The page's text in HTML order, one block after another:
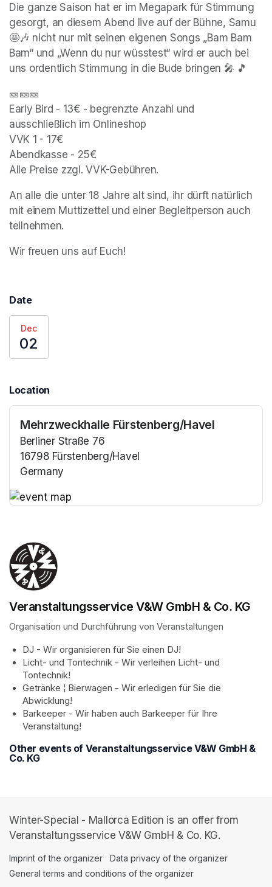
Die ganze Saison hat er im Megapark für Stimmung
gesorgt, an diesem Abend live auf der Bühne, Samu
🤩🎶 nicht nur mit seinen eigenen Songs „Bam Bam
Bam“ und „Wenn du nur wüsstest“ wird er auch bei
uns ordentlich Stimmung in die Bude bringen 🎤 🎵
🎫🎫🎫
Early Bird - 13€ - begrenzte Anzahl und
ausschließlich im Onlineshop
VVK 1 - 17€
Abendkasse - 25€
Alle Preise zzgl. VVK-Gebühren.
An alle die unter 18 Jahre alt sind, ihr dürft natürlich
mit einem Muttizettel und einer Begleitperson auch
teilnehmen.
Wir freuen uns auf Euch!
Date
Dec
02
Location
Mehrzweckhalle Fürstenberg/Havel
Berliner Straße 76
16798 Fürstenberg/Havel
Germany
Veranstaltungsservice V&W GmbH & Co. KG
Organisation und Durchführung von Veranstaltungen
DJ - Wir organisieren für Sie einen DJ!
Licht- und Tontechnik - Wir verleihen Licht- und
Tontechnik!
Getränke ¦ Bierwagen - Wir erledigen für Sie die
Abwicklung!
Barkeeper - Wir haben auch Barkeeper für Ihre
Veranstaltung!
Other events of Veranstaltungsservice V&W GmbH &
Co. KG
Winter-Special - Mallorca Edition is an offer from
Veranstaltungsservice V&W GmbH & Co. KG.
Imprint of the organizer (opens in a new tab)
Data privacy of the organizer
General terms and conditions of the organizer